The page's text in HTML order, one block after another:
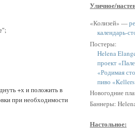
+х и положить в
при необходимости
Уличное/
«Колизей» —
календарь-
Постеры:
Helena
проект
«Родимая
пиво
Новогодние
Баннеры:
Настольное: